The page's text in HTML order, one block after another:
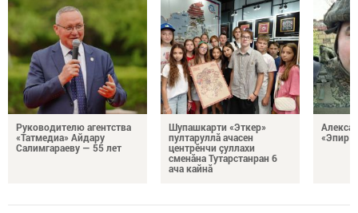
Руководителю агентства
«Татмедиа» Айдару
Салимгараеву — 55 лет
Шупашкарти «Эткер»
пултаруллă ачасен
центрӗнчи çуллахи
сменăна Тутарстанран 6
ача кайнă
«Эпир